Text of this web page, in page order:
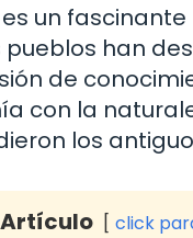
un
han
de
con la
los
Artículo click